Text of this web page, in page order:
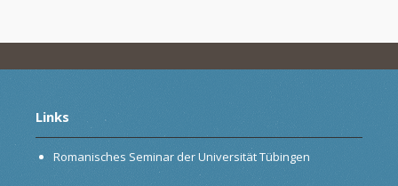
Links
Romanisches Seminar der Universität Tübingen